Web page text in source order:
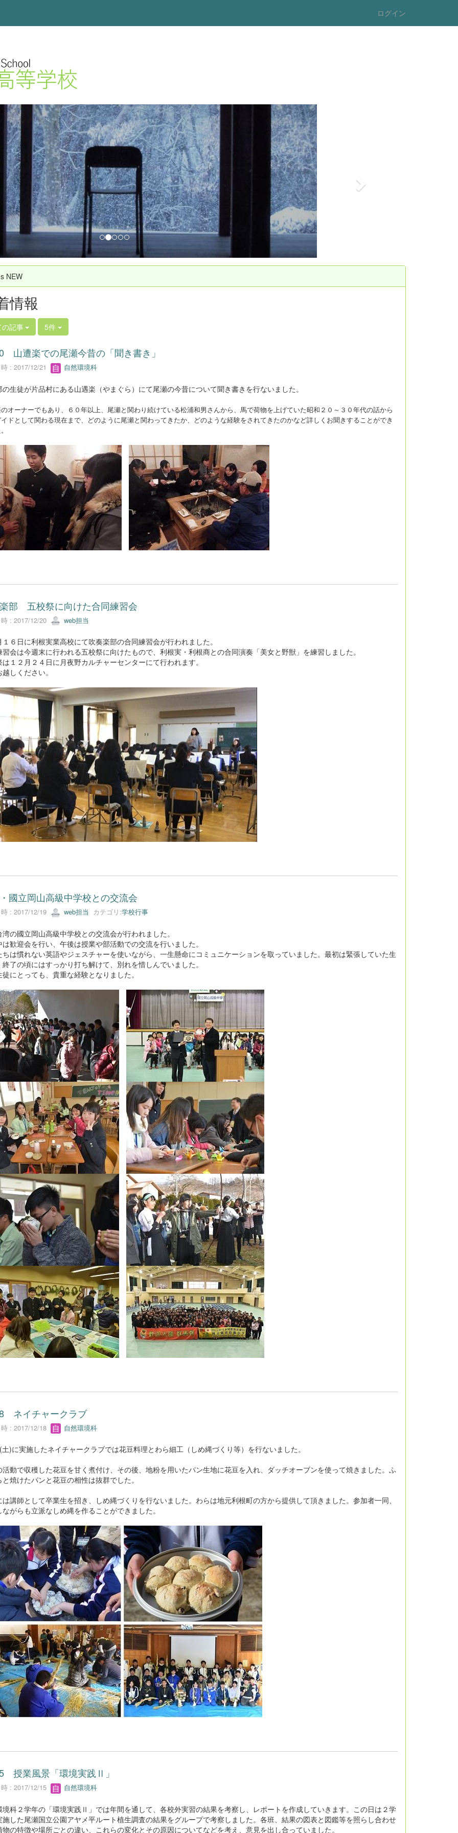
ログイン
NEW
情報
記事 5件
山遭楽での尾瀬今昔の「聞き書き」
: 2017/12/21 自然環境科
生徒が片品村にある山遇楽（やまぐら）にて尾瀬の今昔について聞き書きを行ないました。
オーナーでもあり、６０年以上、尾瀬と関わり続けている松浦和男さんから、馬で荷物を上げていた昭和２０～３０年代の話から
ドとして関わる現在まで、どのように尾瀬と関わってきたか、どのような経験をされてきたのかなど詳しくお聞きすることができ
部 五校祭に向けた合同練習会
: 2017/12/20 web担当
６日に利根実業高校にて吹奏楽部の合同練習会が行われました。
会は今週末に行われる五校祭に向けたもので、利根実・利根商との合同演奏「美女と野獣」を練習しました。
１２月２４日に月夜野カルチャーセンターにて行われます。
しください。
國立岡山高級中学校との交流会
: 2017/12/19 web担当 カテゴリ:学校行事
の國立岡山高級中学校との交流会が行われました。
歓迎会を行い、午後は授業や部活動での交流を行いました。
ちは慣れない英語やジェスチャーを使いながら、一生懸命にコミュニケーションを取っていました。最初は緊張していた生
了の頃にはすっかり打ち解けて、別れを惜しんでいました。
にとっても、貴重な経験となりました。
ネイチャークラブ
: 2017/12/18 自然環境科
)に実施したネイチャークラブでは花豆料理とわら細工（しめ縄づくり等）を行ないました。
活動で収穫した花豆を甘く煮付け、その後、地粉を用いたパン生地に花豆を入れ、ダッチオーブンを使って焼きました。ふ
焼けたパンと花豆の相性は抜群でした。
講師として卒業生を招き、しめ縄づくりを行ないました。わらは地元利根町の方から提供して頂きました。参加者一同、
がらも立派なしめ縄を作ることができました。
授業風景「環境実践Ⅱ」
: 2017/12/15 自然環境科
境科２学年の「環境実践Ⅱ」では年間を通して、各校外実習の結果を考察し、レポートを作成していきます。この日は２学
施した尾瀬国立公園アヤメ平ルート植生調査の結果をグループで考察しました。各班、結果の図表と図鑑等を照らし合わせ
の特徴や場所ごとの違い、これらの変化とその原因についてなどを考え、意見を出し合っていました。